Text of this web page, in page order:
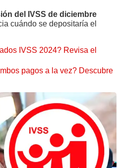
del IVSS de diciembre
cuándo se depositaría el
IVSS 2024? Revisa el
pagos a la vez? Descubre